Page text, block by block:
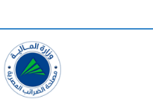
type